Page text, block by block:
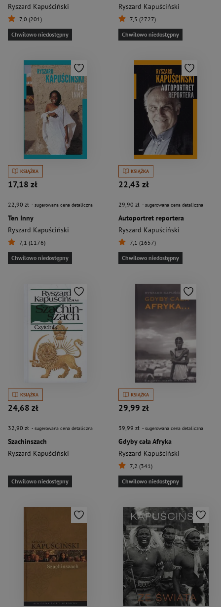
Ryszard Kapuściński
7,0 (201)
Chwilowo niedostępny
Ryszard Kapuściński
7,5 (2727)
Chwilowo niedostępny
KSIĄŻKA
17,18 zł
22,90 zł - sugerowana cena detaliczna
Ten Inny
Ryszard Kapuściński
7,1 (1176)
Chwilowo niedostępny
KSIĄŻKA
22,43 zł
29,90 zł - sugerowana cena detaliczna
Autoportret reportera
Ryszard Kapuściński
7,1 (1657)
Chwilowo niedostępny
KSIĄŻKA
24,68 zł
32,90 zł - sugerowana cena detaliczna
Szachinszach
Ryszard Kapuściński
Chwilowo niedostępny
KSIĄŻKA
29,99 zł
39,99 zł - sugerowana cena detaliczna
Gdyby cała Afryka
Ryszard Kapuściński
7,2 (341)
Chwilowo niedostępny